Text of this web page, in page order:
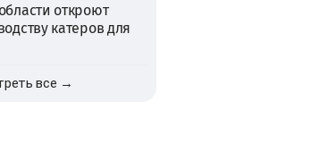
откроют
катеров для
все →